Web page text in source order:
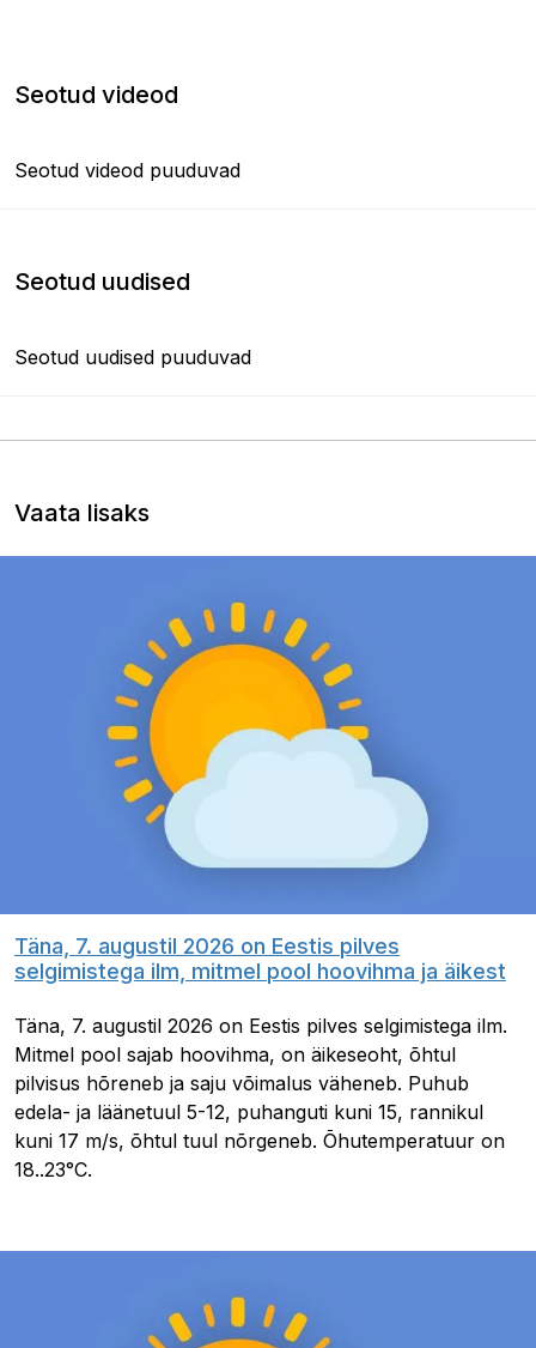
Seotud videod
Seotud videod puuduvad
Seotud uudised
Seotud uudised puuduvad
Vaata lisaks
Täna, 7. augustil 2026 on Eestis pilves
selgimistega ilm, mitmel pool hoovihma ja äikest
Täna, 7. augustil 2026 on Eestis pilves selgimistega ilm.
Mitmel pool sajab hoovihma, on äikeseoht, õhtul
pilvisus hõreneb ja saju võimalus väheneb. Puhub
edela- ja läänetuul 5-12, puhanguti kuni 15, rannikul
kuni 17 m/s, õhtul tuul nõrgeneb. Õhutemperatuur on
18..23°C.